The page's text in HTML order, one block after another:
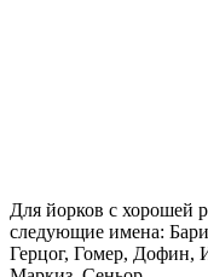
Для йорков с хорошей
следующие имена:
Герцог, Гомер, Дофин,